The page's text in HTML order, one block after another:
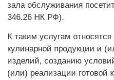
зала обслуживания
346.26 НК РФ).
К таким услугам
кулинарной продукции и
изделий, созданию
(или) реализации готовой